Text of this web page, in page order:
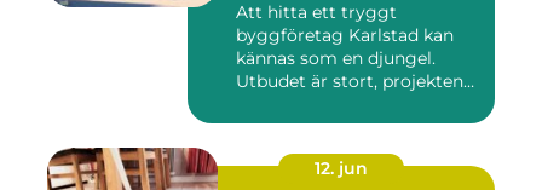
Att hitta ett tryggt
byggföretag Karlstad kan
kännas som en djungel.
Utbudet är stort, projekten
12. jun